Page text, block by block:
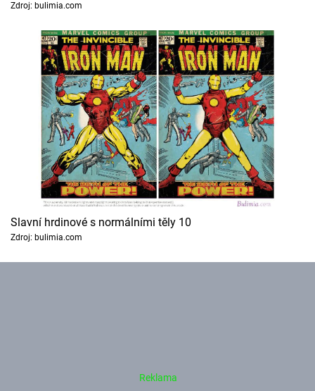
Zdroj: bulimia.com
Slavní hrdinové s normálními těly 10
Zdroj: bulimia.com